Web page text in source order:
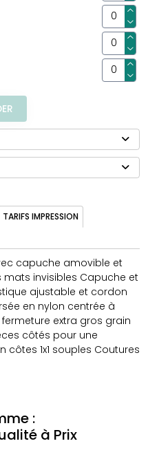
TARIFS IMPRESSION
capuche amovible et
invisibles Capuche et
ajustable et cordon
en nylon centrée à
extra gros grain
côtés pour une
1x1 souples Coutures
:
à Prix